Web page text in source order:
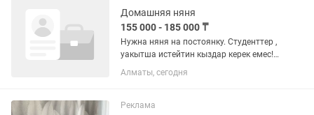
Домашняя няня
155 000 - 185 000 ₸
Нужна няня на постоянку. Студенттер ,
уакытша истейтин кыздар керек емес!
Сагат 9:30-22:30 ( 10-15 минутка ерте
кеш келип калатын кездер болады).
жаксы болар еди....
Алматы, сегодня
Реклама